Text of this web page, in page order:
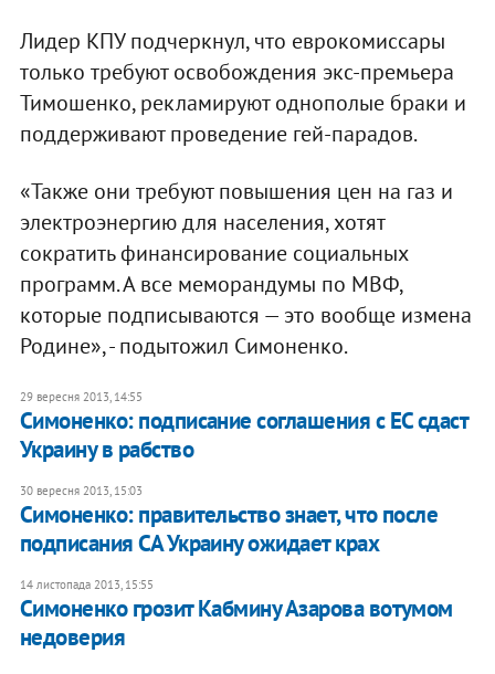
Лидер КПУ подчеркнул, что еврокомиссары
только требуют освобождения экс-премьера
Тимошенко, рекламируют однополые браки и
поддерживают проведение гей-парадов.
«Также они требуют повышения цен на газ и
электроэнергию для населения, хотят
сократить финансирование социальных
программ. А все меморандумы по МВФ,
которые подписываются — это вообще измена
Родине», - подытожил Симоненко.
29 вересня 2013, 14:55
Симоненко: подписание соглашения с ЕС сдаст
Украину в рабство
30 вересня 2013, 15:03
Симоненко: правительство знает, что после
подписания СА Украину ожидает крах
14 листопада 2013, 15:55
Симоненко грозит Кабмину Азарова вотумом
недоверия